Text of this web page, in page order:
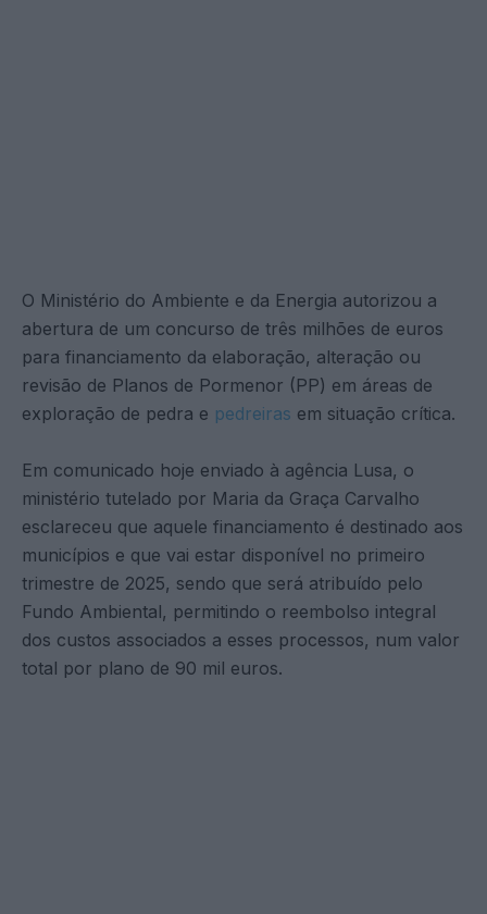
O Ministério do Ambiente e da Energia autorizou a
abertura de um concurso de três milhões de euros
para financiamento da elaboração, alteração ou
revisão de Planos de Pormenor (PP) em áreas de
exploração de pedra e pedreiras em situação crítica.
Em comunicado hoje enviado à agência Lusa, o
ministério tutelado por Maria da Graça Carvalho
esclareceu que aquele financiamento é destinado aos
municípios e que vai estar disponível no primeiro
trimestre de 2025, sendo que será atribuído pelo
Fundo Ambiental, permitindo o reembolso integral
dos custos associados a esses processos, num valor
total por plano de 90 mil euros.